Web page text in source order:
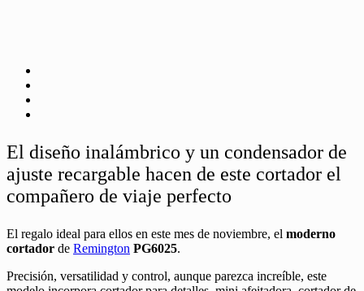
El diseño inalámbrico y un condensador de
ajuste recargable hacen de este cortador el
compañero de viaje perfecto
El regalo ideal para ellos en este mes de noviembre, el moderno
cortador de Remington PG6025.
Precisión, versatilidad y control, aunque parezca increíble, este